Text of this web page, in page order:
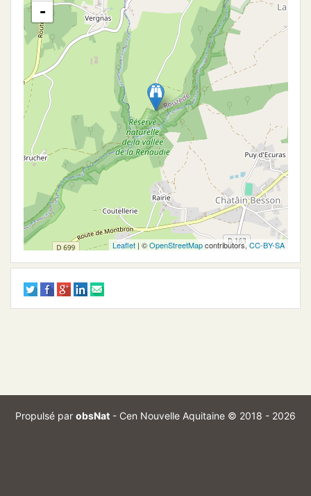
-
Leaflet| ©OpenStreetMapcontributors, CC-BY-SA
Propulsé par obsNat - Cen Nouvelle Aquitaine © 2018 - 2026